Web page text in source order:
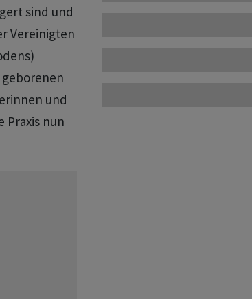
sind und
Vereinigten
und
Praxis nun